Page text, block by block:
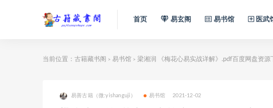
首页 易玄阁 易书馆 医武
当前位置： 古籍藏书阁 > 易书馆 > 梁湘润 《梅花心易实战详解》.pdf百度网盘资
易善古籍（微:yishanguji） 易书馆 2021-12-02